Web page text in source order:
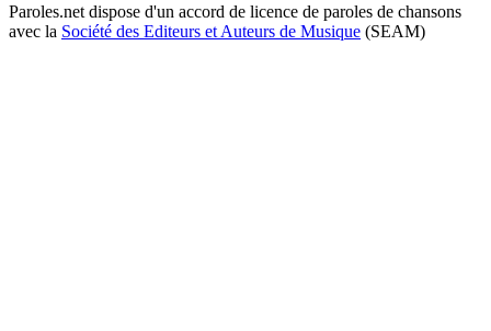
Paroles.net dispose d'un accord de licence de paroles de chansons
avec la Société des Editeurs et Auteurs de Musique (SEAM)